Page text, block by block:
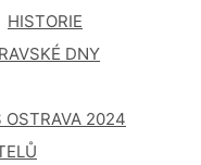
HISTORIE
DNY
OSTRAVA 2024